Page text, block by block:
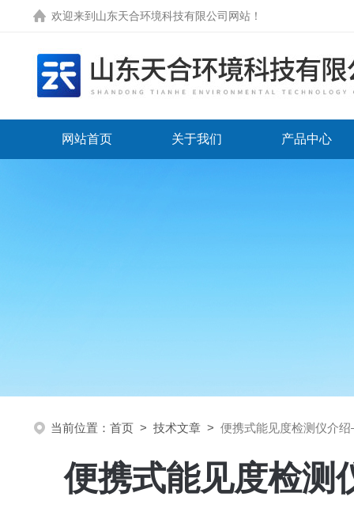
欢迎来到 山东天合环境科技有限公司网站 ！
网站首页 关于我们 产品中心
当前位置： 首页 > 技术文章 > 便携式能见度检测仪介
便携式能见度检